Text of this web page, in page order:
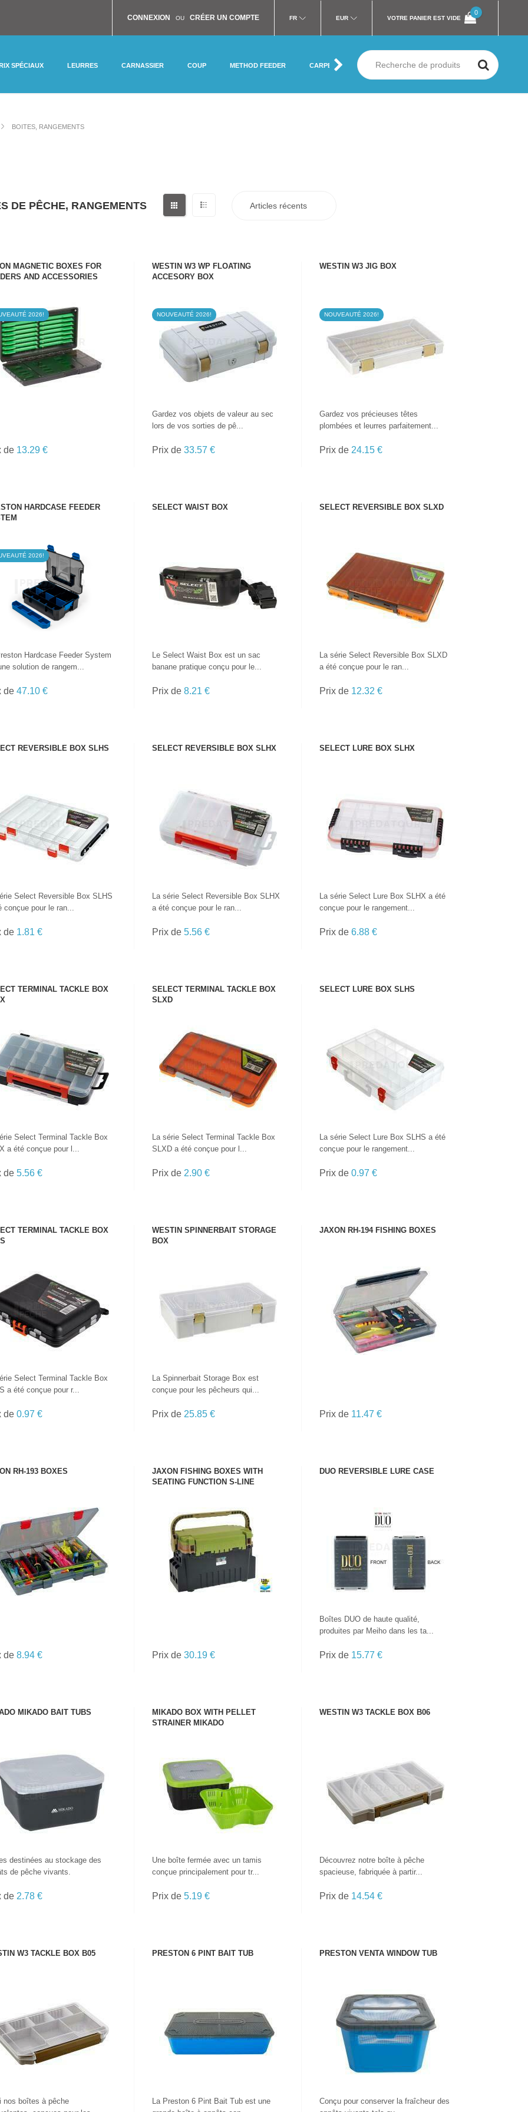
CONNEXION OU CRÉER UN COMPTE FR EUR VOTRE PANIER EST VIDE
0
SPÉCIAUX LEURRES CARNASSIER COUP METHOD FEEDER CARPE MER SILURE MOUCHE
BOITES, RANGEMENTS
DE PÊCHE, RANGEMENTS
MAGNETIC BOXES FOR
AND ACCESSORIES
2026!
VOIR LE PRODUIT
de 13.29 €
WESTIN W3 WP FLOATING
ACCESORY BOX
NOUVEAUTÉ 2026!
VOIR LE PRODUIT
Gardez vos objets de valeur au sec
lors de vos sorties de pê...
Prix de 33.57 €
WESTIN W3 JIG BOX
NOUVEAUTÉ 2026!
VOIR LE PRODUIT
Gardez vos précieuses têtes
plombées et leurres parfaitement...
Prix de 24.15 €
HARDCASE FEEDER
2026!
VOIR LE PRODUIT
Hardcase Feeder System
solution de rangem...
de 47.10 €
SELECT WAIST BOX
VOIR LE PRODUIT
Le Select Waist Box est un sac
banane pratique conçu pour le...
Prix de 8.21 €
SELECT REVERSIBLE BOX SLXD
VOIR LE PRODUIT
La série Select Reversible Box SLXD
a été conçue pour le ran...
Prix de 12.32 €
REVERSIBLE BOX SLHS
VOIR LE PRODUIT
Select Reversible Box SLHS
conçue pour le ran...
de 1.81 €
SELECT REVERSIBLE BOX SLHX
VOIR LE PRODUIT
La série Select Reversible Box SLHX
a été conçue pour le ran...
Prix de 5.56 €
SELECT LURE BOX SLHX
VOIR LE PRODUIT
La série Select Lure Box SLHX a été
conçue pour le rangement...
Prix de6.88 €
TERMINAL TACKLE BOX
VOIR LE PRODUIT
Select Terminal Tackle Box
a été conçue pour l...
de 5.56 €
SELECT TERMINAL TACKLE BOX
SLXD
VOIR LE PRODUIT
La série Select Terminal Tackle Box
SLXD a été conçue pour l...
Prix de 2.90 €
SELECT LURE BOX SLHS
VOIR LE PRODUIT
La série Select Lure Box SLHS a été
conçue pour le rangement...
Prix de0.97 €
TERMINAL TACKLE BOX
VOIR LE PRODUIT
Select Terminal Tackle Box
a été conçue pour r...
de 0.97 €
WESTIN SPINNERBAIT STORAGE
BOX
VOIR LE PRODUIT
La Spinnerbait Storage Box est
conçue pour les pêcheurs qui...
Prix de 25.85 €
JAXON RH-194 FISHING BOXES
VOIR LE PRODUIT
Prix de 11.47 €
RH-193 BOXES
VOIR LE PRODUIT
de 8.94 €
JAXON FISHING BOXES WITH
SEATING FUNCTION S-LINE
VOIR LE PRODUIT
Prix de 30.19 €
DUO REVERSIBLE LURE CASE
Boîtes DUO de haute qualité,
produites par Meiho dans les ta...
Prix de 15.77 €
MIKADO BAIT TUBS
destinées au stockage des
de pêche vivants.
de 2.78 €
MIKADO BOX WITH PELLET
STRAINER MIKADO
VOIR LE PRODUIT
Une boîte fermée avec un tamis
conçue principalement pour tr...
Prix de 5.19 €
WESTIN W3 TACKLE BOX B06
VOIR LE PRODUIT
Découvrez notre boîte à pêche
spacieuse, fabriquée à partir...
Prix de 14.54 €
W3 TACKLE BOX B05
VOIR LE PRODUIT
nos boîtes à pêche
PRESTON 6 PINT BAIT TUB
VOIR LE PRODUIT
La Preston 6 Pint Bait Tub est une
PRESTON VENTA WINDOW TUB
VOIR LE PRODUIT
Conçu pour conserver la fraîcheur des
TOUTES LES